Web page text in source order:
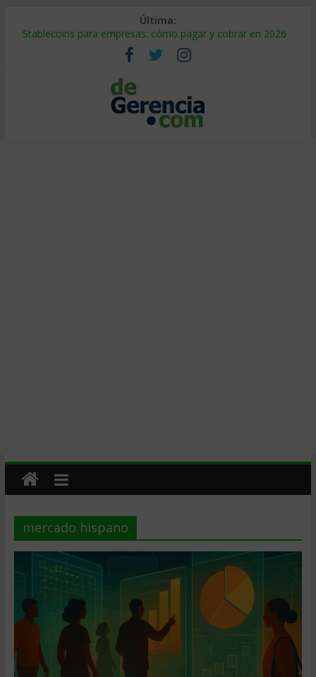
Última:
Stablecoins para empresas: cómo pagar y cobrar en 2026
Despido silencioso: qué es y por qué sale tan caro
IA en selección de personal: cómo auditarla a tiempo
Trabajo forzoso en la cadena de suministro: qué hacer
Mercado hispano de EE. UU.: cómo segmentarlo y venderle
mercado hispano